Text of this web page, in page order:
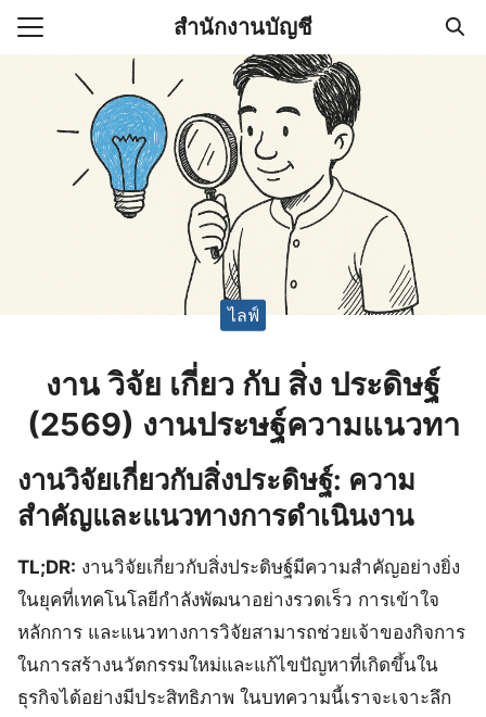
Skip
สำนักงานบัญชี
านบัญชี (Accounting
ช่วยสำคัญในการบริหาร
ไลฟ์
งาน วิจัย เกี่ยว กับ สิ่ง ประดิษฐ์
(2569) งานประษฐ์ความแนวทา
งานวิจัยเกี่ยวกับสิ่งประดิษฐ์: ความ
สำคัญและแนวทางการดำเนินงาน
TL;DR: งานวิจัยเกี่ยวกับสิ่งประดิษฐ์มีความสำคัญอย่างยิ่ง
ในยุคที่เทคโนโลยีกำลังพัฒนาอย่างรวดเร็ว การเข้าใจ
หลักการ และแนวทางการวิจัยสามารถช่วยเจ้าของกิจการ
ในการสร้างนวัตกรรมใหม่และแก้ไขปัญหาที่เกิดขึ้นใน
ธุรกิจได้อย่างมีประสิทธิภาพ ในบทความนี้เราจะเจาะลึก